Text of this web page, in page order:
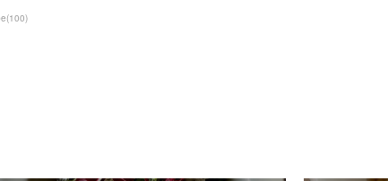
(100)